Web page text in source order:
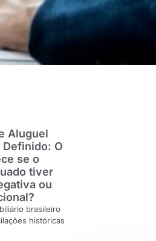
Aluguel
O
se o
tiver
ou
brasileiro
históricas